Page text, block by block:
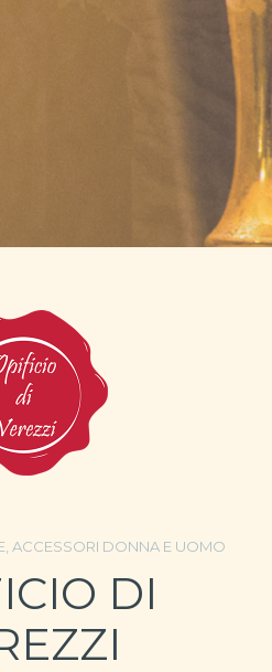
ACCESSORI DONNA E UOMO
DI